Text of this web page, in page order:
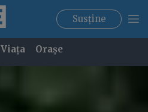
Susține
Viața Orașe